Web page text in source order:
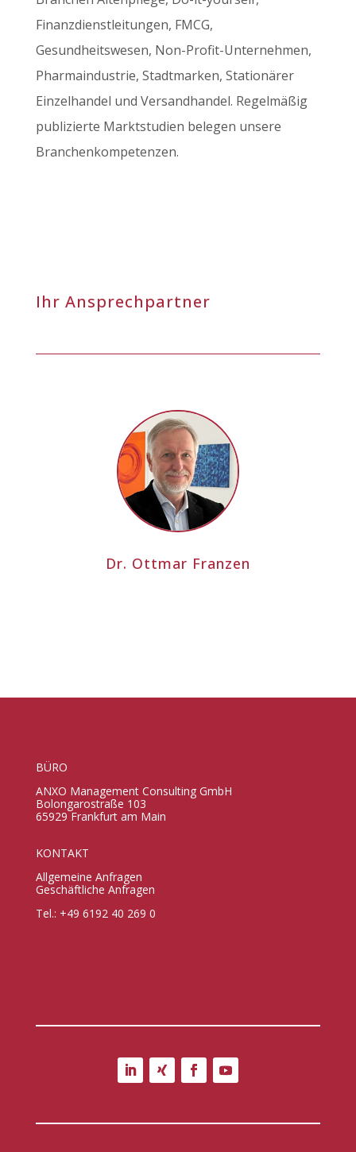
Finanzdienstleitungen, FMCG,
Gesundheitswesen, Non-Profit-Unternehmen,
Pharmaindustrie, Stadtmarken, Stationärer
Einzelhandel und Versandhandel. Regelmäßig
publizierte Marktstudien belegen unsere
Branchenkompetenzen.
Ihr Ansprechpartner
Dr. Ottmar Franzen
BÜRO
ANXO Management Consulting GmbH
Bolongarostraße 103
65929 Frankfurt am Main
KONTAKT
Allgemeine Anfragen
Geschäftliche Anfragen
Tel.: +49 6192 40 269 0